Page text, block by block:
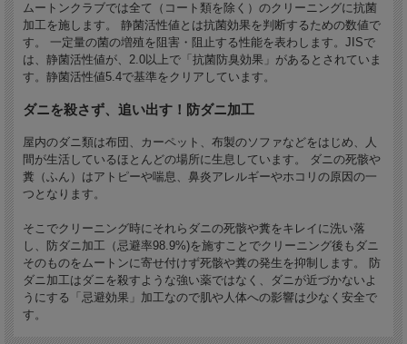
ムートンクリーニングでは、ダニやふんや死骸などの残留物をしっかりと洗い落と
し、業界最高水準の忌避率98.9%の防ダニ加工を施すことで、クリーニング後もダ
ニを寄せ付けず、発生を抑制します。また、この「忌避効果」加工は肌や人体への
影響が少なく、安全性にも配慮しています。※有料オプション
起毛仕上げ無料
洗浄後、専用の乾燥機で十分に乾かし、アイロンローラーで毛の縮みを伸ばしてい
きます。最後に職人の手によって丁寧にブラッシングを行い、ムートンならではの
「ふわふわ」の風合いに。
ムートンクラブでは全て（コート類を除く）のクリーニングに抗菌
加工を施します。 静菌活性値とは抗菌効果を判断するための数値で
す。 一定量の菌の増殖を阻害・阻止する性能を表わします。JISで
は、静菌活性値が、2.0以上で「抗菌防臭効果」があるとされていま
す。静菌活性値5.4で基準をクリアしています。
ダニを殺さず、追い出す！防ダニ加工
屋内のダニ類は布団、カーペット、布製のソファなどをはじめ、人
間が生活しているほとんどの場所に生息しています。 ダニの死骸や
糞（ふん）はアトピーや喘息、鼻炎アレルギーやホコリの原因の一
つとなります。
そこでクリーニング時にそれらダニの死骸や糞をキレイに洗い落
し、防ダニ加工（忌避率98.9%)を施すことでクリーニング後もダニ
そのものをムートンに寄せ付けず死骸や糞の発生を抑制します。 防
ダニ加工はダニを殺すような強い薬ではなく、ダニが近づかないよ
うにする「忌避効果」加工なので肌や人体への影響は少なく安全で
す。